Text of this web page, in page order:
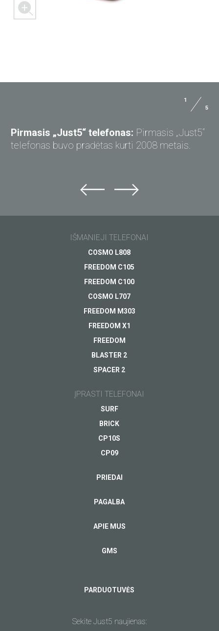
Klauskite „Just5“
Klauskite ir gaukite atsakymą el. paštu.
Jūsų el.pašto adresas*
1
5
Pirmasis „Just5“ telefonas: Pirmasis „Just5“
telefonas buvo pradėtas kurti 2008 metais.
IŠMANIEJI TELEFONAI
COSMO L808
FREEDOM C105
FREEDOM C100
COSMO L707
FREEDOM M303
FREEDOM X1
FREEDOM
BLASTER 2
SPACER 2
ĮPRASTI TELEFONAI
SURF
BRICK
CP10S
CP09
PRIEDAI
PAGALBA
APIE MUS
GMS
PARDUOTUVĖS
Sekite Just5 naujienas: